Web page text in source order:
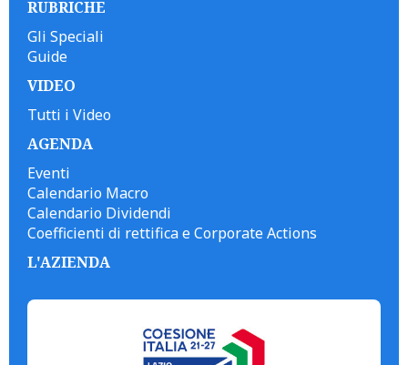
RUBRICHE
Gli Speciali
Guide
VIDEO
Tutti i Video
AGENDA
Eventi
Calendario Macro
Calendario Dividendi
Coefficienti di rettifica e Corporate Actions
L'AZIENDA